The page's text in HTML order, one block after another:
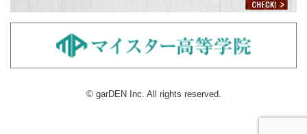
© garDEN Inc. All rights reserved.